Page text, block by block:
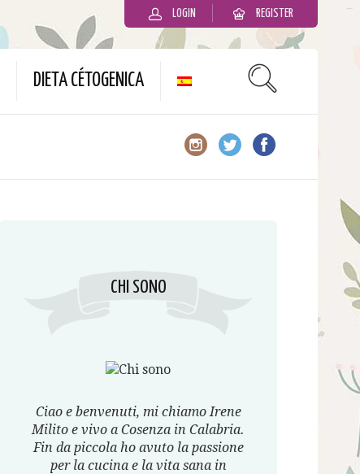
LOGIN REGISTER
DIETA CÉTOGENICA
CHI SONO
Ciao e benvenuti, mi chiamo Irene
Milito e vivo a Cosenza in Calabria.
Fin da piccola ho avuto la passione
per la cucina e la vita sana in